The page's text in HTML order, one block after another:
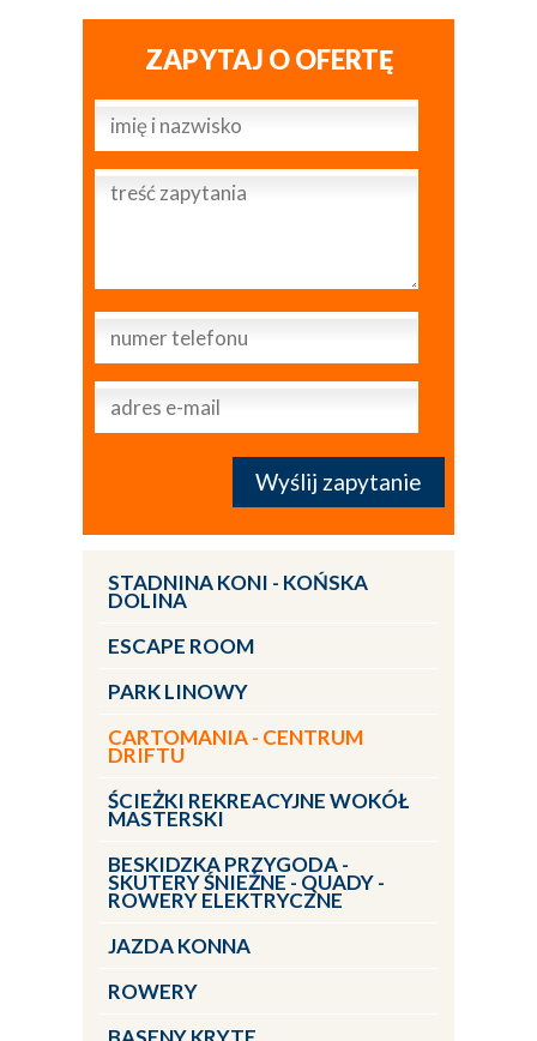
ZAPYTAJ O OFERTĘ
STADNINA KONI - KOŃSKA
DOLINA
ESCAPE ROOM
PARK LINOWY
CARTOMANIA - CENTRUM
DRIFTU
ŚCIEŻKI REKREACYJNE WOKÓŁ
MASTERSKI
BESKIDZKA PRZYGODA -
SKUTERY ŚNIEŻNE - QUADY -
ROWERY ELEKTRYCZNE
JAZDA KONNA
ROWERY